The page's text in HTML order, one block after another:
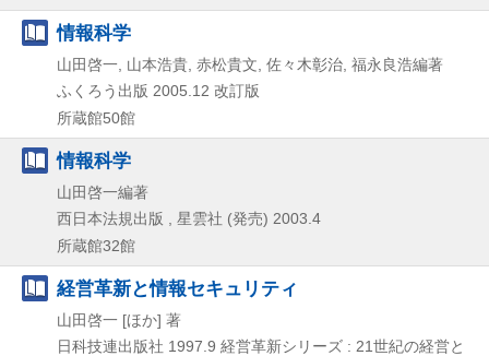
情報科学
山田啓一, 山本浩貴, 赤松貴文, 佐々木彰治, 福永良浩編著
ふくろう出版 2005.12 改訂版
所蔵館50館
情報科学
山田啓一編著
西日本法規出版 , 星雲社 (発売) 2003.4
所蔵館32館
経営革新と情報セキュリティ
山田啓一 [ほか] 著
日科技連出版社 1997.9 経営革新シリーズ : 21世紀の経営と